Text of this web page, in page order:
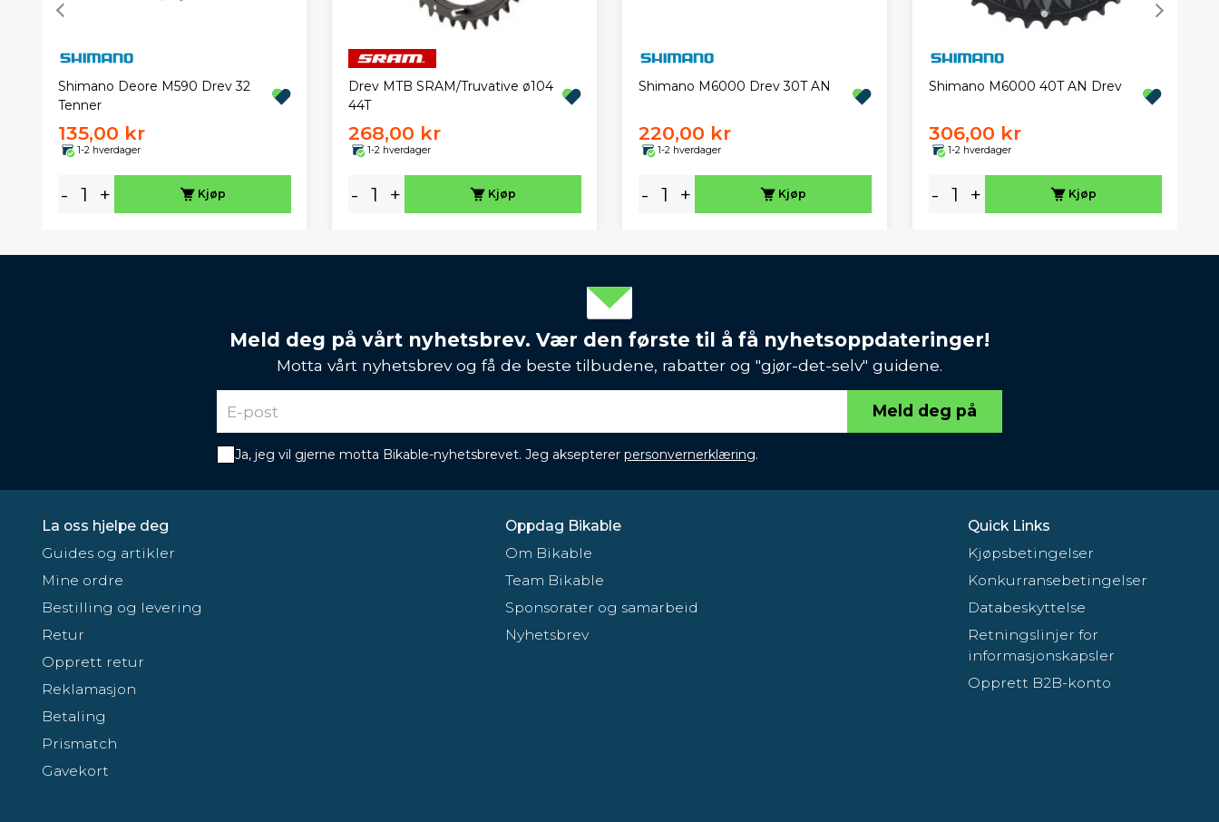
Shimano Deore M590 Drev 32
Tenner
135,00 kr
1-2 hverdager
- + Kjøp
Drev MTB SRAM/Truvative ø104
44T
268,00 kr
1-2 hverdager
- + Kjøp
Shimano M6000 Drev 30T AN
220,00 kr
1-2 hverdager
- + Kjøp
Shimano M6000 40T AN Drev
306,00 kr
1-2 hverdager
- + Kjøp
Meld deg på vårt nyhetsbrev. Vær den første til å få nyhetsoppdateringer!
Motta vårt nyhetsbrev og få de beste tilbudene, rabatter og "gjør-det-selv" guidene.
Meld deg på
Ja, jeg vil gjerne motta Bikable-nyhetsbrevet. Jeg aksepterer personvernerklæring.
La oss hjelpe deg
Guides og artikler
Mine ordre
Bestilling og levering
Retur
Opprett retur
Reklamasjon
Betaling
Prismatch
Gavekort
Oppdag Bikable
Om Bikable
Team Bikable
Sponsorater og samarbeid
Nyhetsbrev
Quick Links
Kjøpsbetingelser
Konkurransebetingelser
Databeskyttelse
Retningslinjer for
informasjonskapsler
Opprett B2B-konto